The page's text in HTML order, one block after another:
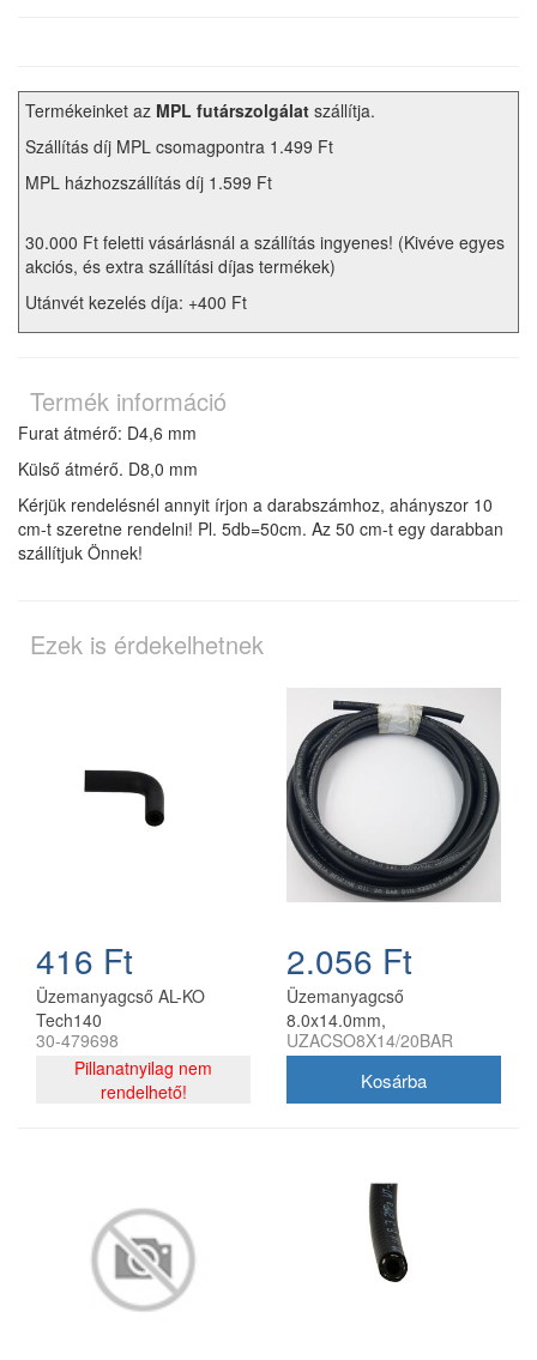
Termékeinket az MPL futárszolgálat szállítja.
Szállítás díj MPL csomagpontra 1.499 Ft
MPL házhozszállítás díj 1.599 Ft
30.000 Ft feletti vásárlásnál a szállítás ingyenes! (Kivéve egyes
akciós, és extra szállítási díjas termékek)
Utánvét kezelés díja: +400 Ft
Termék információ
Furat átmérő: D4,6 mm
Külső átmérő. D8,0 mm
Kérjük rendelésnél annyit írjon a darabszámhoz, ahányszor 10
cm-t szeretne rendelni! Pl. 5db=50cm. Az 50 cm-t egy darabban
szállítjuk Önnek!
Ezek is érdekelhetnek
416 Ft
Üzemanyagcső AL-KO
Tech140
30-479698
Pillanatnyilag nem
rendelhető!
2.056 Ft
Üzemanyagcső
8.0x14.0mm,
vászonbetétes, fagumit
UZACSO8X14/20BAR